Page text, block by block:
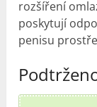
rozšíření
poskytují
penisu